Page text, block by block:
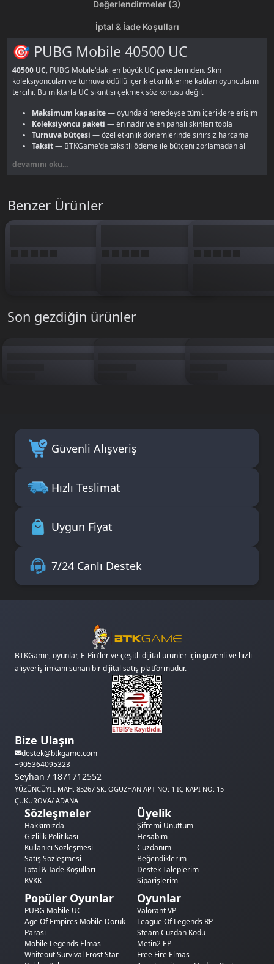
Değerlendirmeler (3)
İptal & İade Koşulları
🎯 PUBG Mobile 40500 UC
40500 UC, PUBG Mobile'daki en büyük UC paketlerinden. Skin
koleksiyoncuları ve turnuva ödüllü içerik etkinliklerine katılan oyuncuların
tercihi. Bu miktarla UC sıkıntısı çekmek söz konusu değil.
Maksimum kapasite— oyundaki neredeyse tüm içeriklere erişim
Koleksiyoncu paketi — en nadir ve en pahalı skinleri topla
Turnuva bütçesi — özel etkinlik dönemlerinde sınırsız harcama
Taksit— BTKGame'de taksitli ödeme ile bütçeni zorlamadan al
Büyük paketler için
devamını oku...
Benzer Ürünler
Son gezdiğin ürünler
Güvenli Alışveriş
Hızlı Teslimat
Uygun Fiyat
7/24 Canlı Destek
BTKGame, oyunlar, E-Pin'ler ve çeşitli dijital ürünler için güvenli ve hızlı
alışveriş imkanı sunan bir dijital satış platformudur.
Bize Ulaşın
destek@btkgame.com
+905364095323
Seyhan / 1871712552
YÜZÜNCÜYIL MAH. 85267 SK. OGUZHAN APT NO: 1 IÇ KAPI NO: 15
ÇUKUROVA/ ADANA
Sözleşmeler
Hakkımızda
Gizlilik Politikası
Kullanıcı Sözleşmesi
Satış Sözleşmesi
İptal & İade Koşulları
KVKK
Üyelik
Şifremi Unuttum
Hesabım
Cüzdanım
Beğendiklerim
Destek Taleplerim
Siparişlerim
Popüler Oyunlar
PUBG Mobile UC
Age Of Empires Mobile Doruk
Parası
Mobile Legends Elmas
Whiteout Survival Frost Star
Oyunlar
Valorant VP
League Of Legends RP
Steam Cüzdan Kodu
Metin2 EP
Free Fire Elmas